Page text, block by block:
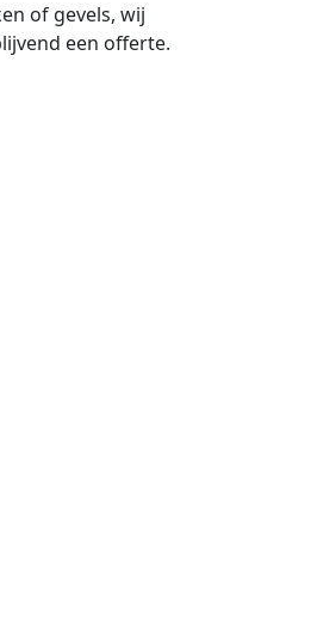
of gevels, wij
een offerte.